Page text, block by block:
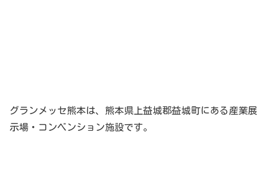
グランメッセ熊本は、熊本県上益城郡益城町にある産業展
示場・コンベンション施設です。